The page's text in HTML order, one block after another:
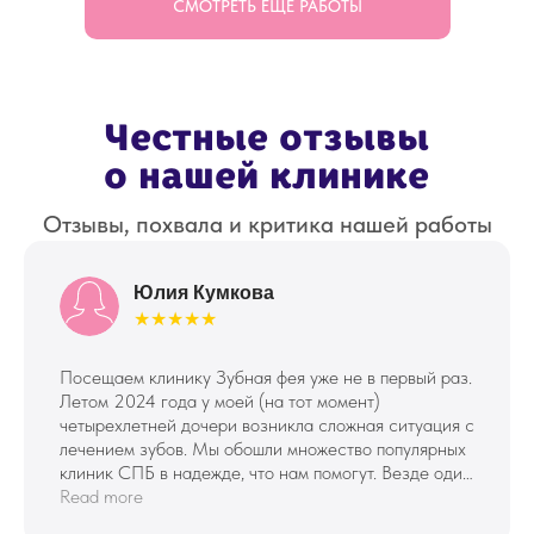
СМОТРЕТЬ ЕЩЕ РАБОТЫ
Юлия Кумкова
★★★★★
Посещаем клинику Зубная фея уже не в первый раз.
Летом 2024 года у моей (на тот момент)
четырехлетней дочери возникла сложная ситуация с
лечением зубов. Мы обошли множество популярных
клиник СПБ в надежде, что нам помогут. Везде один
вердикт - лечение под общим наркозом. Наркоз
Read more
Подробнее